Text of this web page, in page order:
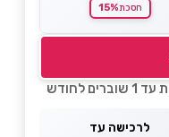
חסכת15%
— מחיר מסובסד, זכאות עד 1 שוברים לחודש
לרכישה עד